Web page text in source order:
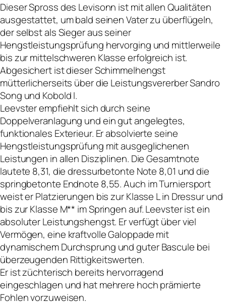
Dieser Spross des Levisonn ist mit allen Qualitäten
ausgestattet, um bald seinen Vater zu überflügeln,
der selbst als Sieger aus seiner
Hengstleistungsprüfung hervorging und mittlerweile
bis zur mittelschweren Klasse erfolgreich ist.
Abgesichert ist dieser Schimmelhengst
mütterlicherseits über die Leistungsvererber Sandro
Song und Kobold I.
Leevster empfiehlt sich durch seine
Doppelveranlagung und ein gut angelegtes,
funktionales Exterieur. Er absolvierte seine
Hengstleistungsprüfung mit ausgeglichenen
Leistungen in allen Disziplinen. Die Gesamtnote
lautete 8,31, die dressurbetonte Note 8,01 und die
springbetonte Endnote 8,55. Auch im Turniersport
weist er Platzierungen bis zur Klasse L in Dressur und
bis zur Klasse M** im Springen auf. Leevster ist ein
absoluter Leistungshengst. Er verfügt über viel
Vermögen, eine kraftvolle Galoppade mit
dynamischem Durchsprung und guter Bascule bei
überzeugenden Rittigkeitswerten.
Er ist züchterisch bereits hervorragend
eingeschlagen und hat mehrere hoch prämierte
Fohlen vorzuweisen.